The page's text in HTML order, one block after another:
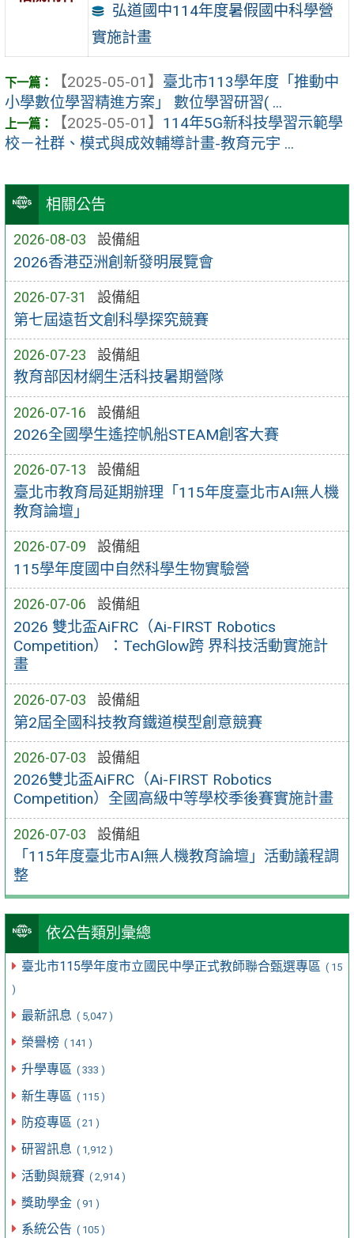
相關公告
2026-08-03 設備組
2026香港亞洲創新發明展覽會
2026-07-31 設備組
第七屆遠哲文創科學探究競賽
2026-07-23 設備組
教育部因材網生活科技暑期營隊
2026-07-16 設備組
2026全國學生遙控帆船STEAM創客大賽
2026-07-13 設備組
臺北市教育局延期辦理「115年度臺北市AI無人機
教育論壇」
2026-07-09 設備組
115學年度國中自然科學生物實驗營
2026-07-06 設備組
2026 雙北盃AiFRC（Ai-FIRST Robotics
Competition）：TechGlow跨 界科技活動實施計
畫
2026-07-03 設備組
第2屆全國科技教育鐵道模型創意競賽
2026-07-03 設備組
2026雙北盃AiFRC（Ai-FIRST Robotics
Competition）全國高級中等學校季後賽實施計畫
2026-07-03 設備組
「115年度臺北市AI無人機教育論壇」活動議程調
整
依公告類別彙總
臺北市115學年度市立國民中學正式教師聯合甄選專區 ( 15
)
最新訊息 ( 5,047 )
榮譽榜 ( 141 )
升學專區 ( 333 )
新生專區 ( 115 )
防疫專區 ( 21 )
研習訊息 ( 1,912 )
活動與競賽 ( 2,914 )
獎助學金 ( 91 )
系統公告 ( 105 )
弘道國中114年度暑假國中科學營
實施計畫
【2025-05-01】 臺北市113學年度「推動中
小學數位學習精進方案」 數位學習研習( ...
【2025-05-01】 114年5G新科技學習示範學
校－社群、模式與成效輔導計畫-教育元宇 ...